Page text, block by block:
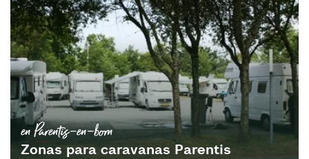
en Parentis-en-born
Zonas para caravanas Parentis